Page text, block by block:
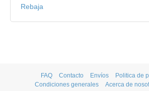
Rebaja
FAQ Contacto Envíos
Politica de
Condiciones generales
Acerca de